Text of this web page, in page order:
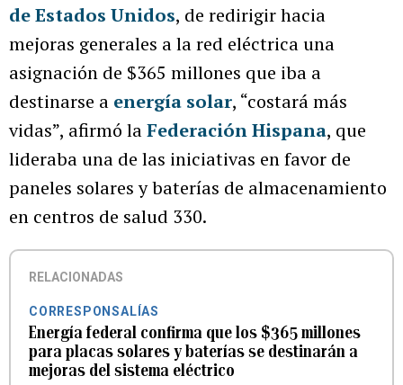
de Estados Unidos, de redirigir hacia
mejoras generales a la red eléctrica una
asignación de $365 millones que iba a
destinarse a energía solar, “costará más
vidas”, afirmó laFederación Hispana, que
lideraba una de las iniciativas en favor de
paneles solares y baterías de almacenamiento
en centros de salud 330.
RELACIONADAS
CORRESPONSALÍAS
Energía federal confirma que los $365 millones
para placas solares y baterías se destinarán a
mejoras del sistema eléctrico